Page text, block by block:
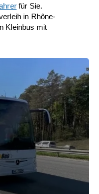
für Sie.
in Rhône-
Kleinbus mit